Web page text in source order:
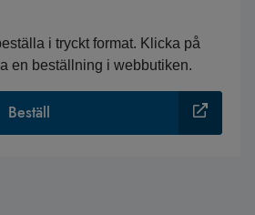
i tryckt format. Klicka på
en beställning i webbutiken.
Beställ